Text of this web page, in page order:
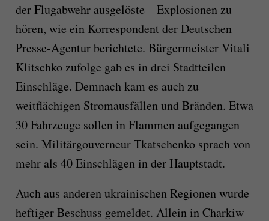
der Flugabwehr ausgelöste – Explosionen zu
hören, wie ein Korrespondent der Deutschen
Presse-Agentur berichtete. Bürgermeister Vitali
Klitschko zufolge gab es in drei Stadtteilen
Einschläge. Demnach kam es auch zu
weitflächigen Stromausfällen und Bränden. Etwa
30 Fahrzeuge sollen in Flammen aufgegangen
sein. Militärgouverneur Tkatschenko sprach von
mehr als 40 Einschlägen in der Hauptstadt.
Auch aus anderen ukrainischen Regionen wurde
heftiger Beschuss gemeldet. Allein in Charkiw